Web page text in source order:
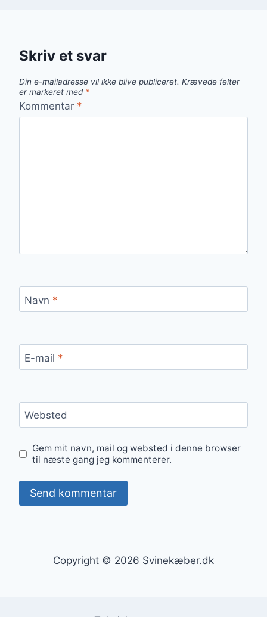
Skriv et svar
Din e-mailadresse vil ikke blive publiceret. Krævede felter
er markeret med *
Kommentar *
Navn *
E-mail *
Websted
Gem mit navn, mail og websted i denne browser
til næste gang jeg kommenterer.
Copyright © 2026 Svinekæber.dk